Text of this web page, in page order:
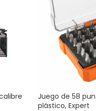
Juego de 58
plástico, Expert